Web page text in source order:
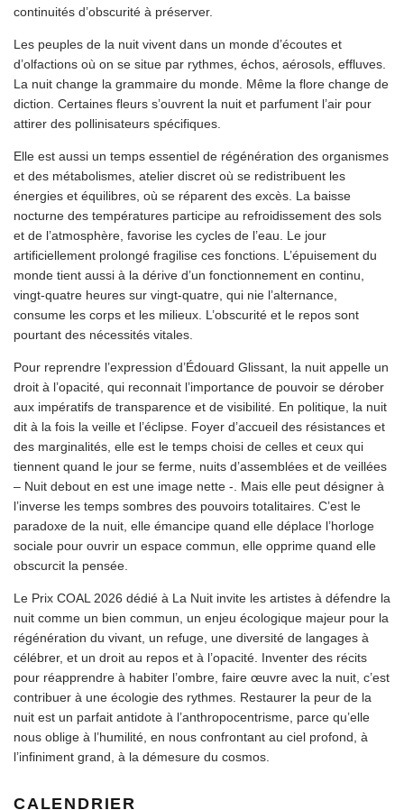
continuités d’obscurité à préserver.
Les peuples de la nuit vivent dans un monde d’écoutes et
d’olfactions où on se situe par rythmes, échos, aérosols, effluves.
La nuit change la grammaire du monde. Même la flore change de
diction. Certaines fleurs s’ouvrent la nuit et parfument l’air pour
attirer des pollinisateurs spécifiques.
Elle est aussi un temps essentiel de régénération des organismes
et des métabolismes, atelier discret où se redistribuent les
énergies et équilibres, où se réparent des excès. La baisse
nocturne des températures participe au refroidissement des sols
et de l’atmosphère, favorise les cycles de l’eau. Le jour
artificiellement prolongé fragilise ces fonctions. L’épuisement du
monde tient aussi à la dérive d’un fonctionnement en continu,
vingt-quatre heures sur vingt-quatre, qui nie l’alternance,
consume les corps et les milieux. L’obscurité et le repos sont
pourtant des nécessités vitales.
Pour reprendre l’expression d’Édouard Glissant, la nuit appelle un
droit à l’opacité, qui reconnait l’importance de pouvoir se dérober
aux impératifs de transparence et de visibilité. En politique, la nuit
dit à la fois la veille et l’éclipse. Foyer d’accueil des résistances et
des marginalités, elle est le temps choisi de celles et ceux qui
tiennent quand le jour se ferme, nuits d’assemblées et de veillées
– Nuit debout en est une image nette -. Mais elle peut désigner à
l’inverse les temps sombres des pouvoirs totalitaires. C’est le
paradoxe de la nuit, elle émancipe quand elle déplace l’horloge
sociale pour ouvrir un espace commun, elle opprime quand elle
obscurcit la pensée.
Le Prix COAL 2026 dédié à La Nuit invite les artistes à défendre la
nuit comme un bien commun, un enjeu écologique majeur pour la
régénération du vivant, un refuge, une diversité de langages à
célébrer, et un droit au repos et à l’opacité. Inventer des récits
pour réapprendre à habiter l’ombre, faire œuvre avec la nuit, c’est
contribuer à une écologie des rythmes. Restaurer la peur de la
nuit est un parfait antidote à l’anthropocentrisme, parce qu’elle
nous oblige à l’humilité, en nous confrontant au ciel profond, à
l’infiniment grand, à la démesure du cosmos.
CALENDRIER